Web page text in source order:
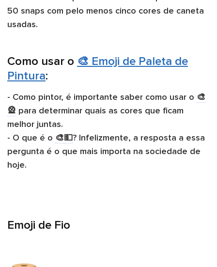
50 snaps com pelo menos cinco cores de caneta
usadas.
Como usar o 🎨 Emoji de Paleta de
Pintura:
- Como pintor, é importante saber como usar o ​ 🎨
🎡 ​para determinar quais as cores que ficam
melhor juntas.
- O que é o ​ 🎨💵​? Infelizmente, a resposta a essa
pergunta é o que mais importa na sociedade de
hoje.
Emoji de Fio